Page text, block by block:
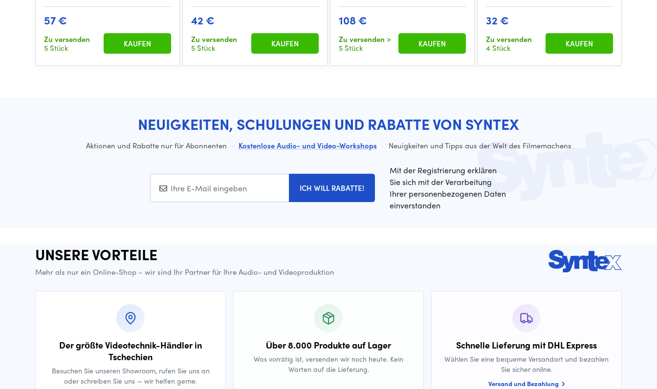
57 €
Zu versenden
5 Stück
KAUFEN
42 €
Zu versenden
5 Stück
KAUFEN
108 €
Zu versenden >
5 Stück
KAUFEN
32 €
Zu versenden
4 Stück
KAUFEN
NEUIGKEITEN, SCHULUNGEN UND RABATTE VON SYNTEX
Aktionen und Rabatte nur für Abonnenten · Kostenlose Audio- und Video-Workshops · Neuigkeiten und Tipps aus der Welt des Filmemachens
ICH WILL RABATTE!
Mit der Registrierung erklären
Sie sich mit der Verarbeitung
Ihrer personenbezogenen Daten
einverstanden
UNSERE VORTEILE
Mehr als nur ein Online-Shop – wir sind Ihr Partner für Ihre Audio- und Videoproduktion
Der größte Videotechnik-Händler in
Tschechien
Besuchen Sie unseren Showroom, rufen Sie uns an
oder schreiben Sie uns — wir helfen gerne.
Über 8.000 Produkte auf Lager
Was vorrätig ist, versenden wir noch heute. Kein
Warten auf die Lieferung.
Schnelle Lieferung mit DHL Express
Wählen Sie eine bequeme Versandart und bezahlen
Sie sicher online.
Versand und Bezahlung